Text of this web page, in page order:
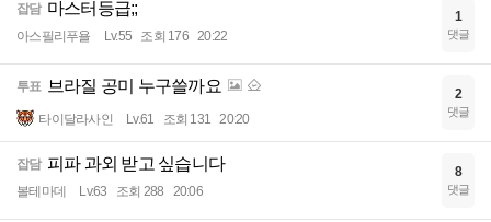
잡담 마스터등급;;
아스필리푸욜 Lv.55 조회 176 20:22
1
댓글
투표 브라질 공미 누구쓸까요
타이달라사인 Lv.61 조회 131 20:20
2
댓글
잡담 피파 과외 받고 싶습니다
볼테마데 Lv.63 조회 288 20:06
8
댓글